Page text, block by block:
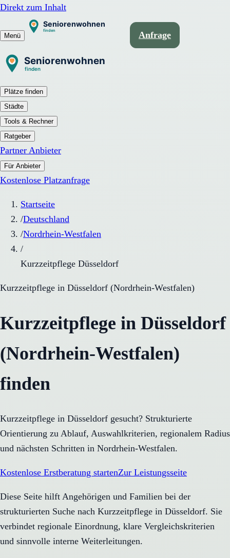
Direkt zum Inhalt
Menü Anfrage
Plätze finden
Städte
Tools & Rechner
Ratgeber
Partner Anbieter
Für Anbieter
Kostenlose Platzanfrage
Startseite
/Deutschland
/Nordrhein-Westfalen
/
Kurzzeitpflege Düsseldorf
Kurzzeitpflege in Düsseldorf (Nordrhein-Westfalen)
Kurzzeitpflege in Düsseldorf
(Nordrhein-Westfalen)
finden
Kurzzeitpflege in Düsseldorf gesucht? Strukturierte
Orientierung zu Ablauf, Auswahlkriterien, regionalem Radius
und nächsten Schritten in Nordrhein-Westfalen.
Kostenlose Erstberatung startenZur Leistungsseite
Diese Seite hilft Angehörigen und Familien bei der
strukturierten Suche nach Kurzzeitpflege in Düsseldorf. Sie
verbindet regionale Einordnung, klare Vergleichskriterien
und sinnvolle interne Weiterleitungen.